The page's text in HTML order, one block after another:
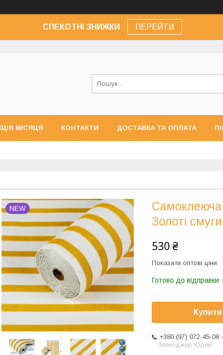
СПЕКОТНІ ЗНИЖКИ ПЕРЕЙТИ
МІСЯЦЯ КОНТАКТИ ДОСТАВКА ТА ОПЛАТА
NEW
Самоклеюча
Золоті
530 ₴
Показати оптові ціни
Готово до відправки
Купити
+380 (97) 072-45-08
Менеджер Юрий